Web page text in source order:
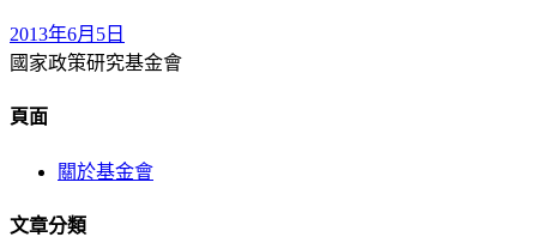
2013年6月5日
國家政策研究基金會
頁面
關於基金會
文章分類